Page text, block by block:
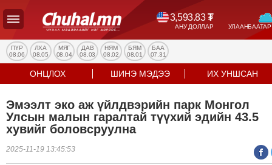
3,593.83₮
АНУ ДОЛЛАР
УЛС
ТӨР
НИЙГЭМ
ЭРҮҮЛ
МЭНД
ПҮР
08.06
ЛХА
08.05
МЯГ
08.04
ДАВ
08.03
НЯМ
08.02
БЯМ
08.01
БАА
07.31
ОНЦЛОХ ШИНЭ МЭДЭЭ ИХ УНШСАН
Эмээлт эко аж үйлдвэрийн парк Монгол
Улсын малын гаралтай түүхий эдийн 43.5
хувийг боловсруулна
2025-11-19 13:45:53